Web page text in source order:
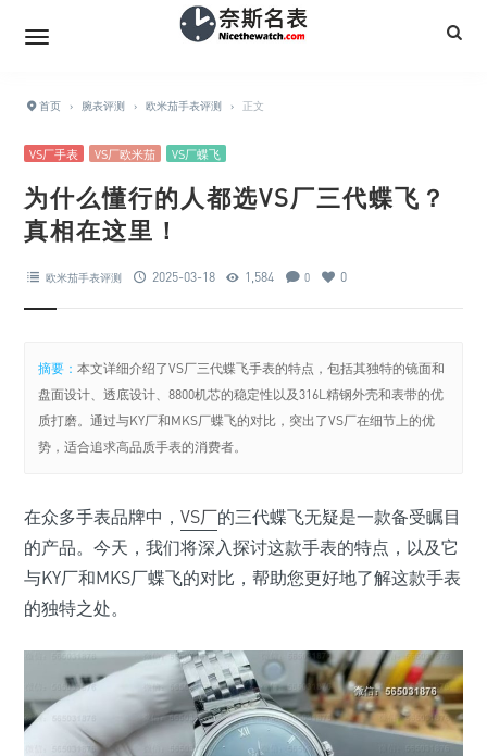
首页 › 腕表评测 › 欧米茄手表评测 › 正文
VS厂手表 VS厂欧米茄 VS厂蝶飞
为什么懂行的人都选VS厂三代蝶飞？
真相在这里！
欧米茄手表评测 2025-03-18 1,584 0 0
摘要：本文详细介绍了VS厂三代蝶飞手表的特点，包括其独特的镜面和
盘面设计、透底设计、8800机芯的稳定性以及316L精钢外壳和表带的优
质打磨。通过与KY厂和MKS厂蝶飞的对比，突出了VS厂在细节上的优
势，适合追求高品质手表的消费者。
在众多手表品牌中， VS厂的三代蝶飞无疑是一款备受瞩目
的产品。今天，我们将深入探讨这款手表的特点，以及它
与KY厂和MKS厂蝶飞的对比，帮助您更好地了解这款手表
的独特之处。